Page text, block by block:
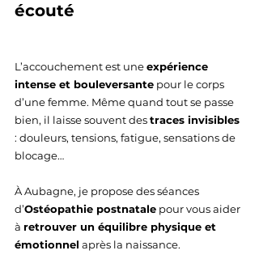
écouté
L’accouchement est une expérience
intense et bouleversante pour le corps
d’une femme. Même quand tout se passe
bien, il laisse souvent des traces invisibles
: douleurs, tensions, fatigue, sensations de
blocage…
À Aubagne, je propose des séances
d’Ostéopathie postnatale pour vous aider
à retrouver un équilibre physique et
émotionnel après la naissance.